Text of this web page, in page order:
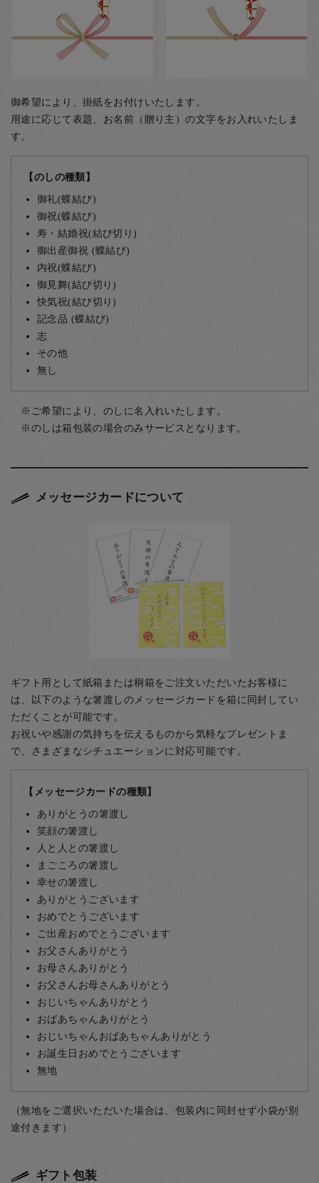
御希望により、掛紙をお付けいたします。
用途に応じて表題、お名前（贈り主）の文字をお入れいたしま
す。
【のしの種類】
御礼(蝶結び)
御祝(蝶結び)
寿・結婚祝(結び切り)
御出産御祝 (蝶結び)
内祝(蝶結び)
御見舞(結び切り)
快気祝(結び切り)
記念品 (蝶結び)
志
その他
無し
ご希望により、のしに名入れいたします。
のしは箱包装の場合のみサービスとなります。
メッセージカードについて
ギフト用として紙箱または桐箱をご注文いただいたお客様に
は、以下のような箸渡しのメッセージカードを箱に同封してい
ただくことが可能です。
お祝いや感謝の気持ちを伝えるものから気軽なプレゼントま
で、さまざまなシチュエーションに対応可能です。
【メッセージカードの種類】
ありがとうの箸渡し
笑顔の箸渡し
人と人との箸渡し
まごころの箸渡し
幸せの箸渡し
ありがとうございます
おめでとうございます
ご出産おめでとうございます
お父さんありがとう
お母さんありがとう
お父さんお母さんありがとう
おじいちゃんありがとう
おばあちゃんありがとう
おじいちゃんおばあちゃんありがとう
お誕生日おめでとうございます
無地
（無地をご選択いただいた場合は、包装内に同封せず小袋が別
途付きます）
ギフト包装